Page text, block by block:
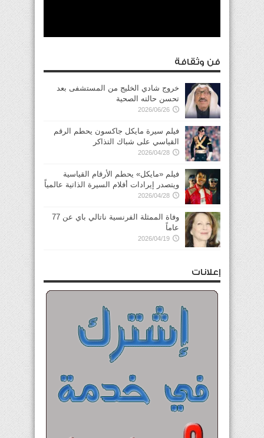
فن وثقافة
خروج شادي الخليج من المستشفى بعد
تحسن حالته الصحية
2026/06/26
فيلم سيرة مايكل جاكسون يحطم الرقم
القياسي على شباك التذاكر
2026/04/28
فيلم «مايكل» يحطم الأرقام القياسية
ويتصدر إيرادات أفلام السيرة الذاتية عالمياً
2026/04/28
وفاة الممثلة الفرنسية ناتالي باي عن 77
عاماً
2026/04/19
إعلانات